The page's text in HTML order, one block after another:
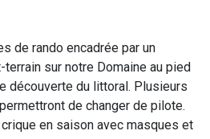
de rando encadrée par un
sur notre Domaine au pied
découverte du littoral. Plusieurs
de changer de pilote.
en saison avec masques et